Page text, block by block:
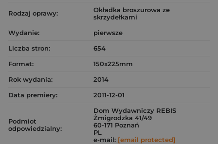
Rodzaj oprawy:
Okładka broszurowa ze
skrzydełkami
Wydanie:
pierwsze
Liczba stron:
654
Format:
150x225mm
Rok wydania:
2014
Data premiery:
2011-12-01
Podmiot
odpowiedzialny:
Dom Wydawniczy REBIS
Żmigrodzka 41/49
60-171 Poznań
PL
e-mail: [email protected]